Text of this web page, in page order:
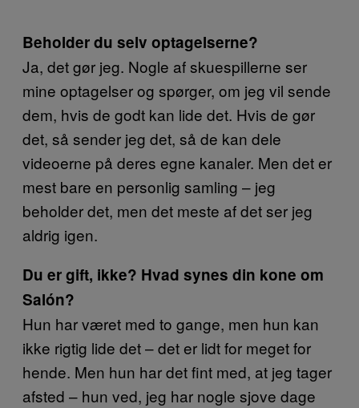
Beholder du selv optagelserne?
Ja, det gør jeg. Nogle af skuespillerne ser
mine optagelser og spørger, om jeg vil sende
dem, hvis de godt kan lide det. Hvis de gør
det, så sender jeg det, så de kan dele
videoerne på deres egne kanaler. Men det er
mest bare en personlig samling – jeg
beholder det, men det meste af det ser jeg
aldrig igen.
Du er gift, ikke? Hvad synes din kone om
Salón?
Hun har været med to gange, men hun kan
ikke rigtig lide det – det er lidt for meget for
hende. Men hun har det fint med, at jeg tager
afsted – hun ved, jeg har nogle sjove dage